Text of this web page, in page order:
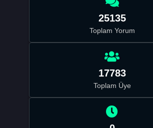
25135
Toplam Yorum
17783
Toplam Üye